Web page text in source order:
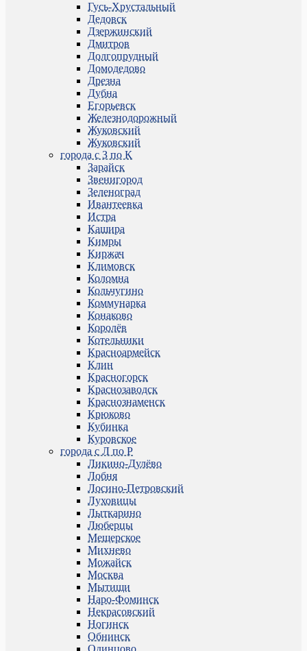
Гусь-Хрустальный
Дедовск
Дзержинский
Дмитров
Долгопрудный
Домодедово
Дрезна
Дубна
Егорьевск
Железнодорожный
Жуковский
Жуковский
города с З по К
Зарайск
Звенигород
Зеленоград
Ивантеевка
Истра
Кашира
Кимры
Киржач
Климовск
Коломна
Кольчугино
Коммунарка
Конаково
Королёв
Котельники
Красноармейск
Клин
Красногорск
Краснозаводск
Краснознаменск
Крюково
Кубинка
Куровское
города с Л по Р
Ликино-Дулёво
Лобня
Лосино-Петровский
Луховицы
Лыткарино
Люберцы
Мещерское
Михнево
Можайск
Москва
Мытищи
Наро-Фоминск
Некрасовский
Ногинск
Обнинск
Одинцово